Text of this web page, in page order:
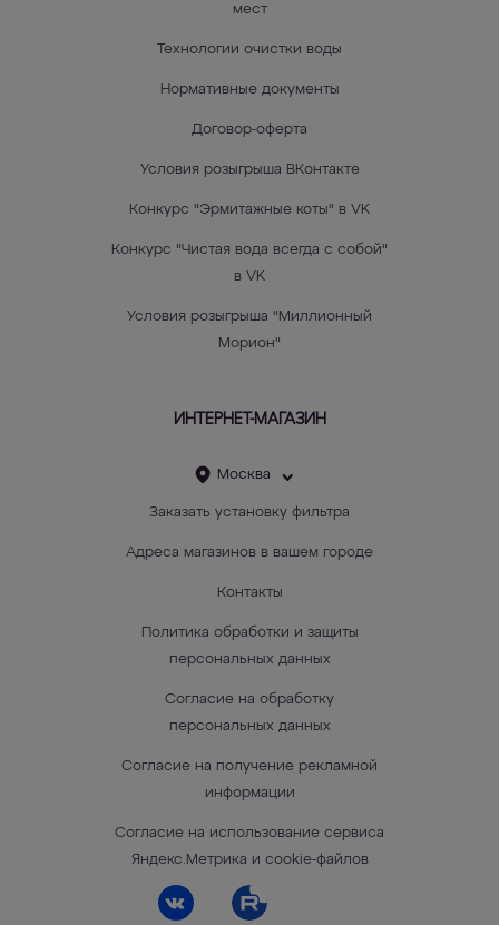
мест
Технологии очистки воды
Нормативные документы
Договор-оферта
Условия розыгрыша ВКонтакте
Конкурс "Эрмитажные коты" в VK
Конкурс "Чистая вода всегда с собой"
в VK
Условия розыгрыша "Миллионный
Морион"
ИНТЕРНЕТ-МАГАЗИН
Москва
Заказать установку фильтра
Адреса магазинов в вашем городе
Контакты
Политика обработки и защиты
персональных данных
Согласие на обработку
персональных данных
Согласие на получение рекламной
информации
Согласие на использование сервиса
Яндекс.Метрика и cookie-файлов